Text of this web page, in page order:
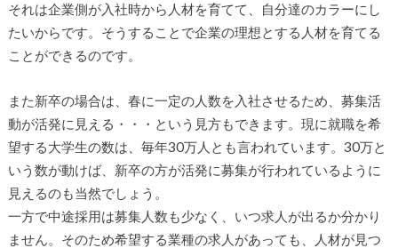
それは企業側が入社時から人材を育てて、自分達のカラーにし
たいからです。そうすることで企業の理想とする人材を育てる
ことができるのです。
また新卒の場合は、春に一定の人数を入社させるため、募集活
動が活発に見える・・・という見方もできます。現に就職を希
望する大学生の数は、毎年30万人とも言われています。30万と
いう数が動けば、新卒の方が活発に募集が行われているように
見えるのも当然でしょう。
一方で中途採用は募集人数も少なく、いつ求人が出るか分かり
ません。そのため希望する業種の求人があっても、人材が見つ